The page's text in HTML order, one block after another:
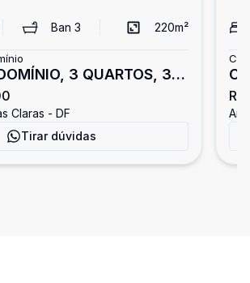
Ban3 220m²
3 QUARTOS, 3
FINANCIA, NÃO
ARNIQUEIRAS
Claras - DF
Tirar dúvidas